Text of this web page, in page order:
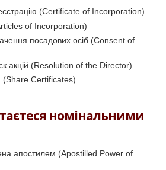
(Certificate of Incorporation)
of Incorporation)
посадових осіб (Consent of
акцій (Resolution of the Director)
(Share Certificates)
номінальними
апостилем (Apostilled Power of